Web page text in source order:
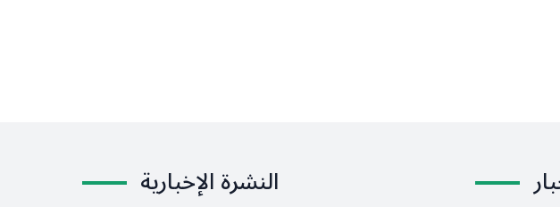
النشرة الإخبارية